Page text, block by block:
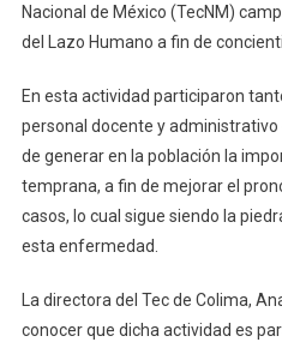
Nacional de México (TecNM)
del Lazo Humano a fin de
En esta actividad participaron
personal docente y
de generar en la población la
temprana, a fin de mejorar el
casos, lo cual sigue siendo la
esta enfermedad.
La directora del Tec de Colima,
conocer que dicha actividad es